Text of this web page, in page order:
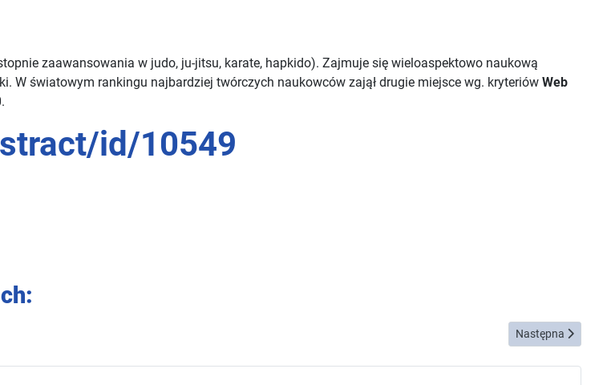
zaawansowania w judo, ju-jitsu, karate, hapkido). Zajmuje się wieloaspektowo naukową
światowym rankingu najbardziej twórczych naukowców zajął drugie miejsce wg. kryteriów Web
id/10549
Następna strona:
Następna